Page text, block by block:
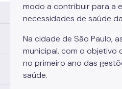
modo a contribuir para a
necessidades de saúde
Na cidade de São Paulo,
municipal, com o
no primeiro ano das
saúde.